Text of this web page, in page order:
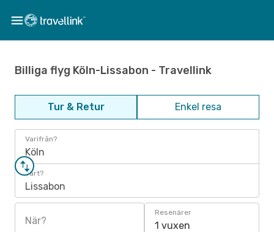
Billiga flyg Köln-Lissabon - Travellink
Tur & Retur Enkel resa
Varifrån?
Köln
Vart?
Lissabon
När?
Resenärer
1 vuxen